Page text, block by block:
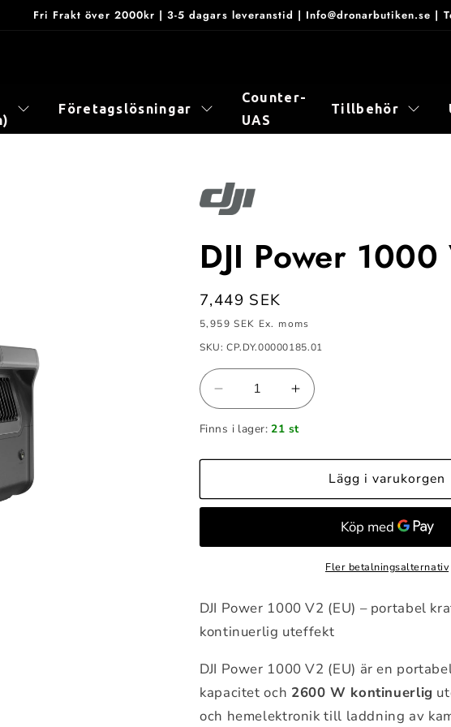
Fri Frakt över 2000kr | 3-5 dagars leveranstid | Info@dronarbutiken.se |
Företagslösningar
Counter-
UAS
Tillbehör
DJI Power 1000
Ordinarie
pris
7,449 SEK
5,959 SEK Ex. moms
SKU: CP.DY.00000185.01
Minska
kvantitet
för
V2
Öka
kvantitet
för
1000
V2
Finns i lager:21 st
Lägg i varukorgen
Fler betalningsalternativ
DJI Power 1000 V2 (EU) – portabel
kontinuerlig uteffekt
DJI Power 1000 V2 (EU) är en
kapacitet och 2600 W kontinuerlig
och hemelektronik till laddning av